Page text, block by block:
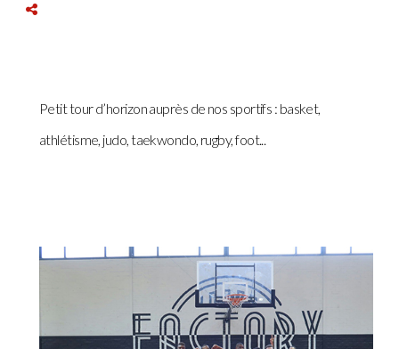
Petit tour d’horizon auprès de nos sportifs : basket,
athlétisme, judo, taekwondo, rugby, foot...